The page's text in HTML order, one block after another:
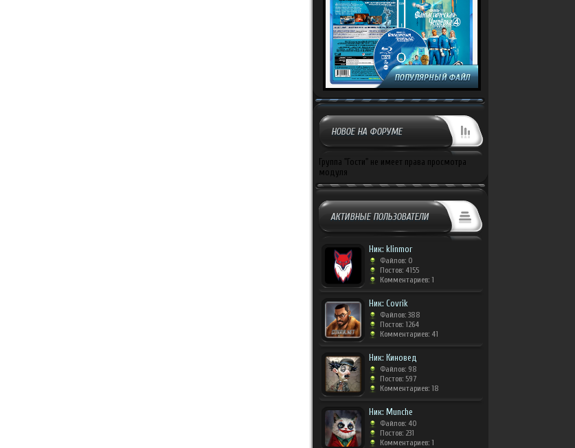
НОВОЕ НА ФОРУМЕ
Группа "Гости" не имеет права просмотра
модуля
АКТИВНЫЕ ПОЛЬЗОВАТЕЛИ
Ник: klinmor
Файлов: 0
Постов: 4155
Комментариев: 1
Ник: Covrik
Файлов: 388
Постов: 1264
Комментариев: 41
Ник: Киновед
Файлов: 98
Постов: 597
Комментариев: 18
Ник: Munche
Файлов: 40
Постов: 231
Комментариев: 1